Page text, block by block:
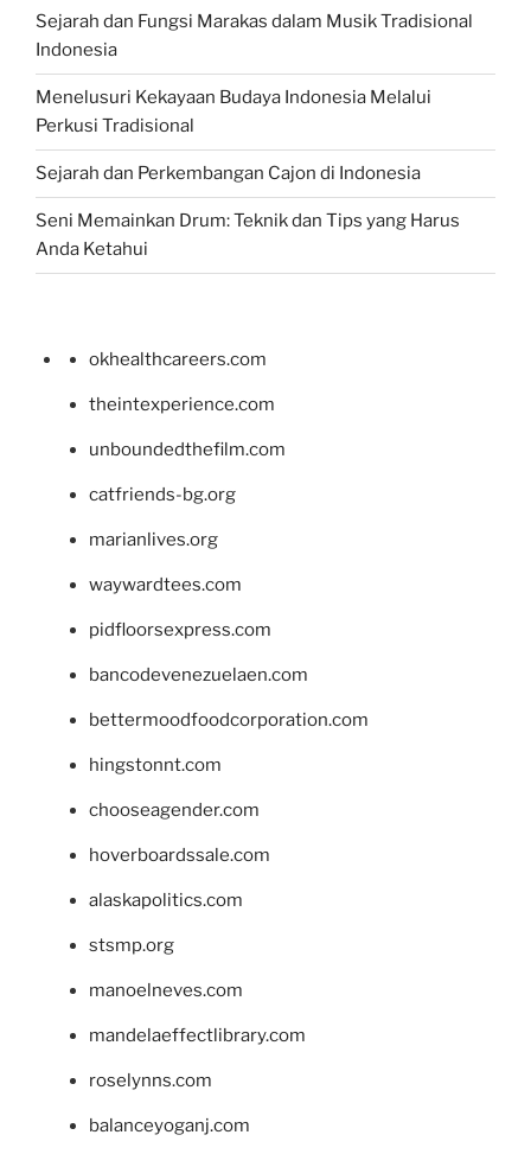
Sejarah dan Fungsi Marakas dalam Musik Tradisional
Indonesia
Menelusuri Kekayaan Budaya Indonesia Melalui
Perkusi Tradisional
Sejarah dan Perkembangan Cajon di Indonesia
Seni Memainkan Drum: Teknik dan Tips yang Harus
Anda Ketahui
okhealthcareers.com
theintexperience.com
unboundedthefilm.com
catfriends-bg.org
marianlives.org
waywardtees.com
pidfloorsexpress.com
bancodevenezuelaen.com
bettermoodfoodcorporation.com
hingstonnt.com
chooseagender.com
hoverboardssale.com
alaskapolitics.com
stsmp.org
manoelneves.com
mandelaeffectlibrary.com
roselynns.com
balanceyoganj.com